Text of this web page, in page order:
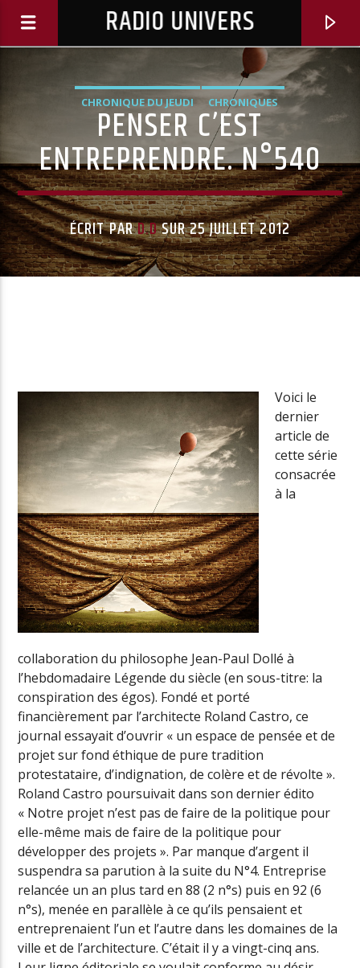
RADIO UNIVERS
Radio Univers
CHRONIQUE DU JEUDI CHRONIQUES
PENSER C’EST
ENTREPRENDRE. N°540
ÉCRIT PARD.DSUR 25 JUILLET 2012
Voici le
dernier
article de
cette série
consacrée
à la
collaboration du philosophe Jean-Paul Dollé à
l’hebdomadaire Légende du siècle (en sous-titre: la
conspiration des égos). Fondé et porté
financièrement par l’architecte Roland Castro, ce
journal essayait d’ouvrir « un espace de pensée et de
projet sur fond éthique de pure tradition
protestataire, d’indignation, de colère et de révolte ».
Roland Castro poursuivait dans son dernier édito
« Notre projet n’est pas de faire de la politique pour
elle-même mais de faire de la politique pour
développer des projets ». Par manque d’argent il
suspendra sa parution à la suite du N°4. Entreprise
relancée un an plus tard en 88 (2 n°s) puis en 92 (6
n°s), menée en parallèle à ce qu’ils pensaient et
entreprenaient l’un et l’autre dans les domaines de la
ville et de l’architecture. C’était il y a vingt-cinq ans.